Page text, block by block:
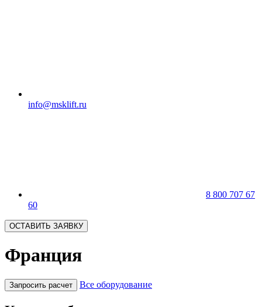
info@msklift.ru
8 800 707 67
60
ОСТАВИТЬ ЗАЯВКУ
Франция
Запросить расчет Все оборудование